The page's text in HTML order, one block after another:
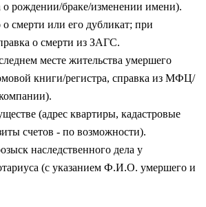
о рождении/браке/изменении имени).
о смерти или его дубликат; при
о смерти из ЗАГС.
месте жительства умершего
книги/регистра, справка из МФЦ/
(адрес квартиры, кадастровые
счетов - по возможности).
наследственного дела у
(с указанием Ф.И.О. умершего и